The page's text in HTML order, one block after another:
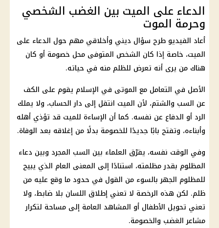
الدعاء على الميت بين الغضب الشخصي
وحرمة الموت
أعاد الفيديو طرح سؤال ديني وأخلاقي مهم حول الدعاء على
الميت، خاصة إذا كان الشخص المتوفى محل خصومة أو كان
هناك من يرى أنه تعرض للظلم منه في حياته.
الأصل في التعامل مع الموتى في الإسلام يقوم على الكف
عن السب والشتم، لأن الميت انتقل إلى دار الحساب، ولا يملك
الرد أو الدفاع عن نفسه. كما أن الإساءة للميت قد تؤذي أهله
وأبناءه، وتفتح بابًا جديدًا للخصومة بدلًا من إغلاقه بعد الوفاة.
وفي الوقت نفسه، يفرّق العلماء بين السب المجرد وبين دعاء
المظلوم بقدر مظلمته، استنادًا إلى المعنى العام الذي يبيح
للمظلوم الجهر بالسوء من القول في حدود ما وقع عليه من
ظلم. لكن هذه الرخصة لا تعني إطلاق اللسان بلا ضابط، ولا
تعني تحويل الأطفال أو المشاهد العامة إلى مساحة لتكرار
مشاعر الغضب والخصومة.